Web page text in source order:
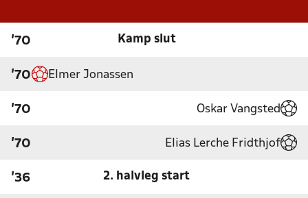
'70 Kamp slut
'70 Elmer Jonassen
'70 Oskar Vangsted
'70 Elias Lerche Fridthjof
'36 2. halvleg start